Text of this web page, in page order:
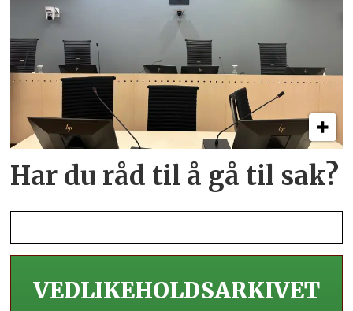
Har du råd til å gå til sak?
VEDLIKEHOLDS­ARKIVET